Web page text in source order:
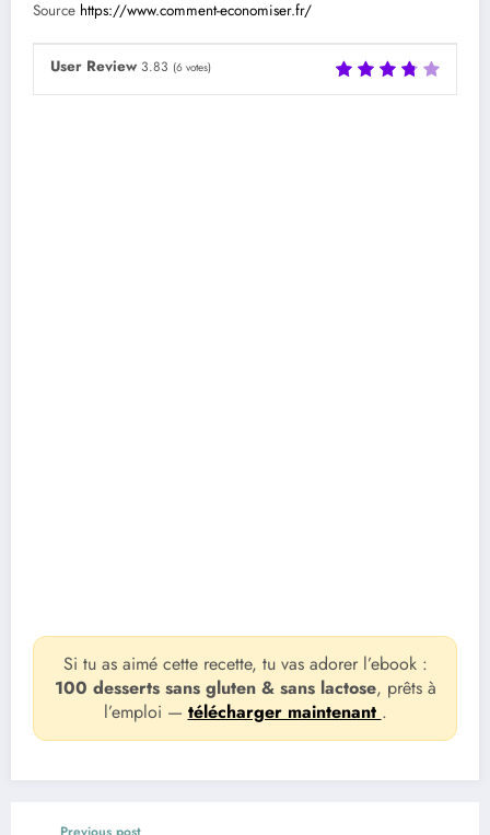
Source https://www.comment-economiser.fr/
User Review 3.83 (6 votes)
Si tu as aimé cette recette, tu vas adorer l’ebook :
100 desserts sans gluten & sans lactose, prêts à
l’emploi — télécharger maintenant .